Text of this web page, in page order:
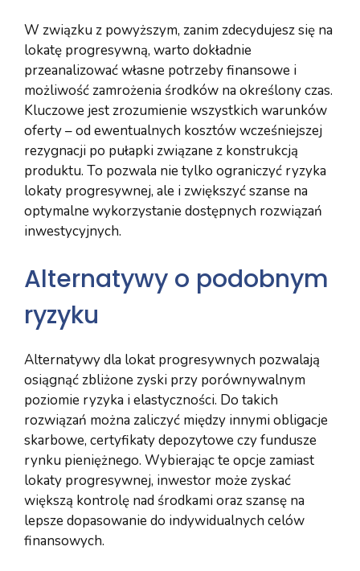
W związku z powyższym, zanim zdecydujesz się na
lokatę progresywną, warto dokładnie
przeanalizować własne potrzeby finansowe i
możliwość zamrożenia środków na określony czas.
Kluczowe jest zrozumienie wszystkich warunków
oferty – od ewentualnych kosztów wcześniejszej
rezygnacji po pułapki związane z konstrukcją
produktu. To pozwala nie tylko ograniczyć ryzyka
lokaty progresywnej, ale i zwiększyć szanse na
optymalne wykorzystanie dostępnych rozwiązań
inwestycyjnych.
Alternatywy o podobnym
ryzyku
Alternatywy dla lokat progresywnych pozwalają
osiągnąć zbliżone zyski przy porównywalnym
poziomie ryzyka i elastyczności. Do takich
rozwiązań można zaliczyć między innymi obligacje
skarbowe, certyfikaty depozytowe czy fundusze
rynku pieniężnego. Wybierając te opcje zamiast
lokaty progresywnej, inwestor może zyskać
większą kontrolę nad środkami oraz szansę na
lepsze dopasowanie do indywidualnych celów
finansowych.